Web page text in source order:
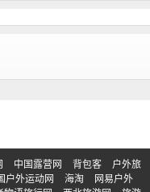
中国露营网 背包客
户外旅
户外运动网 海淘
网易户外